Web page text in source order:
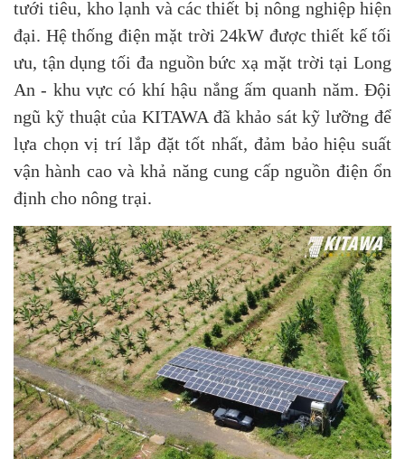
tưới tiêu, kho lạnh và các thiết bị nông nghiệp hiện
đại. Hệ thống điện mặt trời 24kW được thiết kế tối
ưu, tận dụng tối đa nguồn bức xạ mặt trời tại Long
An - khu vực có khí hậu nắng ấm quanh năm. Đội
ngũ kỹ thuật của KITAWA đã khảo sát kỹ lưỡng để
lựa chọn vị trí lắp đặt tốt nhất, đảm bảo hiệu suất
vận hành cao và khả năng cung cấp nguồn điện ổn
định cho nông trại.